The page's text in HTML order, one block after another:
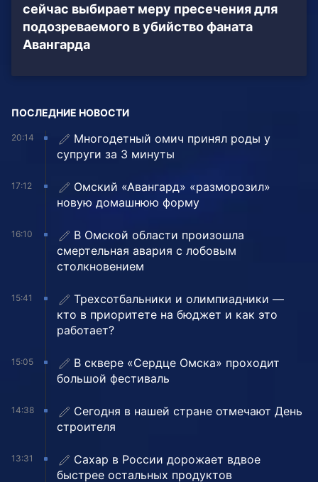
сейчас выбирает меру пресечения для
подозреваемого в убийство фаната
Авангарда
ПОСЛЕДНИЕ НОВОСТИ
20:14
Многодетный омич принял роды у
супруги за 3 минуты
17:12
Омский «Авангард» «разморозил»
новую домашнюю форму
16:10
В Омской области произошла
смертельная авария с лобовым
столкновением
15:41
Трехсотбальники и олимпиадники —
кто в приоритете на бюджет и как это
работает?
15:05
В сквере «Сердце Омска» проходит
большой фестиваль
14:38
Сегодня в нашей стране отмечают День
строителя
13:31
Сахар в России дорожает вдвое
быстрее остальных продуктов